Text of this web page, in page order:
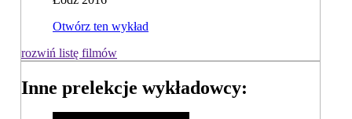
Otwórz ten wykład
rozwiń listę filmów
Inne prelekcje wykładowcy: